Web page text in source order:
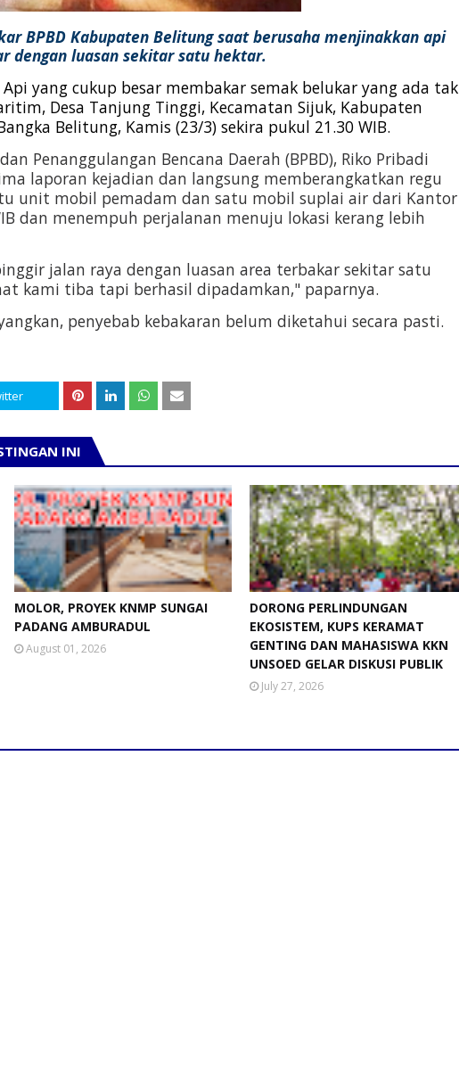
BPBD Kabupaten Belitung saat berusaha menjinakkan api
dengan luasan sekitar satu hektar.
Api yang cukup besar membakar semak belukar yang ada tak
Desa Tanjung Tinggi, Kecamatan Sijuk, Kabupaten
Belitung, Kamis (23/3) sekira pukul 21.30 WIB.
Penanggulangan Bencana Daerah (BPBD), Riko Pribadi
laporan kejadian dan langsung memberangkatkan regu
unit mobil pemadam dan satu mobil suplai air dari Kantor
dan menempuh perjalanan menuju lokasi kerang lebih
jalan raya dengan luasan area terbakar sekitar satu
kami tiba tapi berhasil dipadamkan," paparnya.
penyebab kebakaran belum diketahui secara pasti.
INI
MOLOR, PROYEK KNMP SUNGAI
PADANG AMBURADUL
August 01, 2026
DORONG PERLINDUNGAN
EKOSISTEM, KUPS KERAMAT
GENTING DAN MAHASISWA KKN
UNSOED GELAR DISKUSI PUBLIK
July 27, 2026